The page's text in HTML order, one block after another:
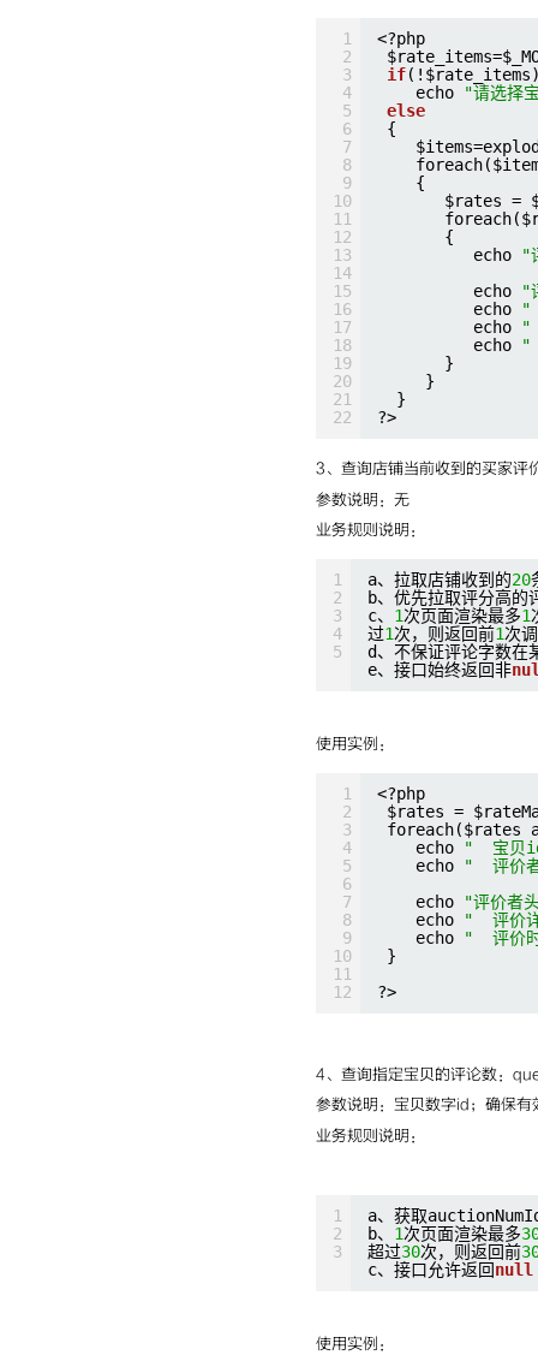
1
2
3
4
5
6
7
8
9
10
11
12
13
14
15
16
17
18
19
20
21
22
<?php
if
echo
"请选择
else
{
{
$rates =
{
echo
"
echo
"
echo
"
echo
"
echo
"
}
}
}
?>
3、查询店铺当前收到的买家
参数说明：无
业务规则说明：
1
2
3
4
5
a、拉取店铺收到的20
b、优先拉取评分高的
c、 1次页面渲染最多1
过1次，则返回前1次
d、不保证评论字数在
e、接口始终返回非
使用实例：
1
2
3
4
5
6
7
8
9
10
11
12
<?php
$rates =
foreach($rates
echo
"  宝贝
echo
"  评价
echo
"评价者
echo
"  评价
echo
"  评价
}
?>
4、查询指定宝贝的评论数：
参数说明：宝贝数字id；确保有
业务规则说明：
1
2
3
a、获取
b、 1次页面渲染最多
超过30次，则返回前
c、接口允许返回null
使用实例：